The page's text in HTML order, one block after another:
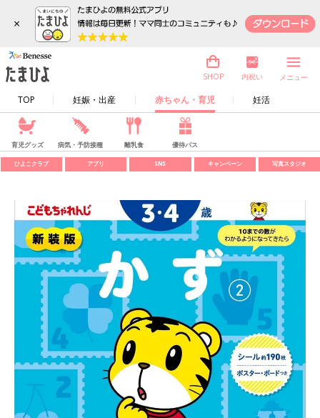
×
TOP 妊娠・出産 赤ちゃん・育児 妊活
SHOP 内祝い メニュー
育児グッズ 病気・予防接種 離乳食 優待パス
ひよこクラブ アプリ SNS キャンペーン 写真スタジオ